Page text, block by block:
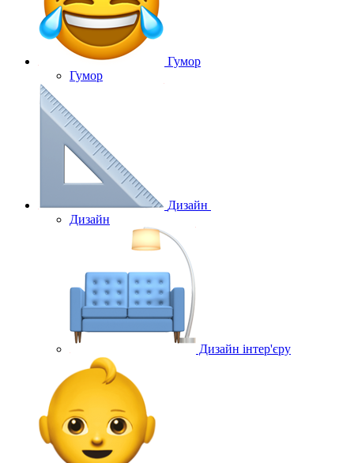
Гумор
Гумор
Дизайн
Дизайн
Дизайн інтер'єру